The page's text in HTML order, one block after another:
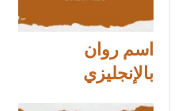
اسم روان
بالإنجليزي